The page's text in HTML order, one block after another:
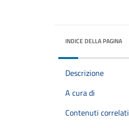
INDICE DELLA PAGINA
Descrizione
A cura di
Contenuti correlati